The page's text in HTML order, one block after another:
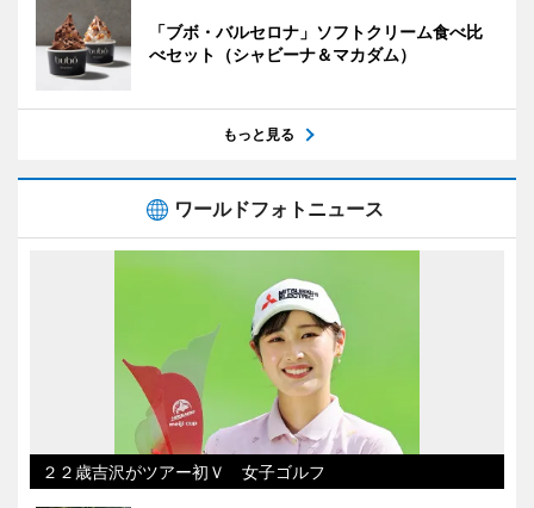
「ブボ・バルセロナ」ソフトクリーム食べ比
べセット（シャビーナ＆マカダム）
もっと見る
ワールドフォトニュース
２２歳吉沢がツアー初Ｖ 女子ゴルフ